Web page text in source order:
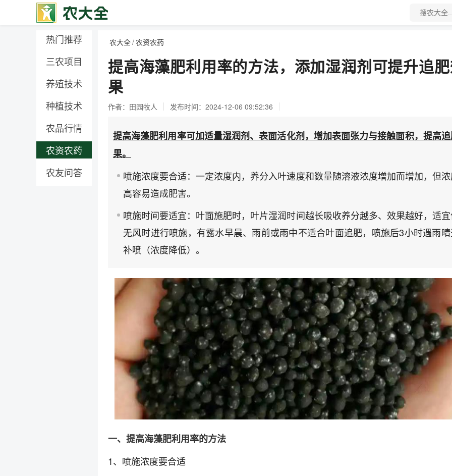
热门推荐
三农项目
养殖技术
种植技术
农品行情
农资农药
农友问答
农大全/农资农药
提高海藻肥利用率的方法，添加湿润剂可提升追
果
作者：田园牧人 发布时间：2024-12-06 09:52:36
提高海藻肥利用率可加适量湿润剂、表面活化剂，增加表面张力与接触面积，提高
果。
喷施浓度要合适：一定浓度内，养分入叶速度和数量随溶液浓度增加而增加，但
高容易造成肥害。
喷施时间要适宜：叶面施肥时，叶片湿润时间越长吸收养分越多、效果越好，适
无风时进行喷施，有露水早晨、雨前或雨中不适合叶面追肥，喷施后3小时遇雨
补喷（浓度降低）。
一、提高海藻肥利用率的方法
1、喷施浓度要合适